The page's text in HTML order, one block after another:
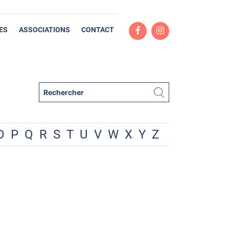
ASSOCIATIONS CONTACT
P Q R S T U V W X Y Z